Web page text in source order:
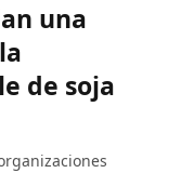
una
de soja